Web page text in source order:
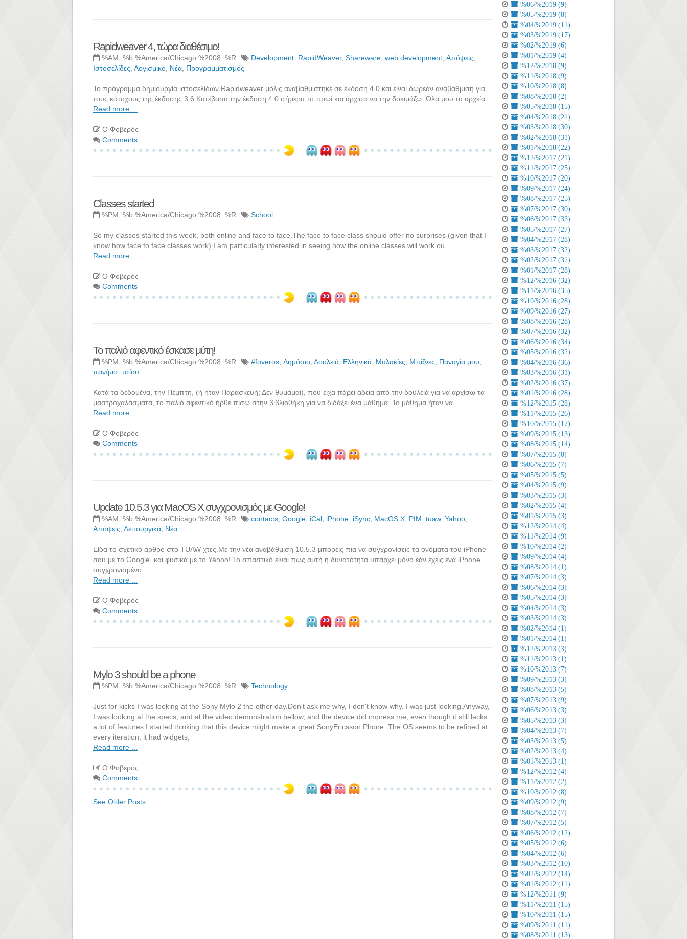
Rapidweaver 4, τώρα διαθέσιμο!
%AM, %b %America/Chicago %2008, %R Development RapidWeaver, Shareware web development Απόψεις
Ιστοσελίδες Λογισμικό Νέα Προγραμματισμός
Το πρόγραμμα δημιουργία ιστοσελίδων Rapidweaver μόλις αναβαθμίστηκε σε έκδοση 4.0 και είναι δωρεάν αναβάθμιση για
τους κάτοχους της έκδοσης 3.6.Κατέβασα την έκδοση 4.0 σήμερα το πρωί και άρχισα να την δοκιμάζω. Όλα μου τα αρχεία
Read more ...
Ο Φοβερός
Comments
Classes started
%PM, %b %America/Chicago %2008, %R School
So my classes started this week, both online and face to face.The face to face class should offer no surprises (given that I
know how face to face classes work).I am particularly interested in seeing how the online classes will work ou,
Read more ...
Ο Φοβερός
Comments
Το παλιό αφεντικό έσκασε μύτη!
%PM, %b %America/Chicago %2008, %R #foveros Δημόσιο Δουλειά Ελληνικά Μαλακίες Μπίζνες Παναγία μου
παν/μιο τσίου
Κατά τα δεδομένα, την Πέμπτη, (ή ήταν Παρασκευή; Δεν θυμάμαι), που είχα πάρει άδεια από την δουλειά για να αρχίσω τα
μαστροχαλάσματα, το παλιό αφεντικό ήρθε πίσω στην βιβλιοθήκη για να διδάξει ένα μάθημα. Το μάθημα ήταν να
Read more ...
Ο Φοβερός
Comments
Update 10.5.3 για MacOS X συγχρονισμός με Google!
%AM, %b %America/Chicago %2008, %R contacts Google iCal iPhone iSync MacOS X PIM tuaw, Yahoo
Απόψεις Λειτουργικά Νέα
Είδα το σχετικό άρθρο στο TUAW χτες.Με την νέα αναβάθμιση 10.5.3 μπορείς πια να συγχρονίσεις τα ονόματα του iPhone
σου με το Google, και φυσικά με το Yahoo! Το σπαστικό είναι πως αυτή η δυνατότητα υπάρχει μόνο εάν έχεις ένα iPhone
συγχρονισμένο
Read more ...
Ο Φοβερός
Comments
Mylo 3 should be a phone
%PM, %b %America/Chicago %2008, %R Technology
Just for kicks I was looking at the Sony Mylo 2 the other day.Don't ask me why, I don't know why. I was just looking.Anyway,
I was looking at the specs, and at the video demonstration bellow, and the device did impress me, even though it still lacks
a lot of features.I started thinking that this device might make a great SonyEricsson Phone. The OS seems to be refined at
every iteration, it had widgets,
Read more ...
Ο Φοβερός
Comments
See Older Posts ...
%06/%2019 (9)
%05/%2019 (8)
%04/%2019 (11)
%03/%2019 (17)
%02/%2019 (6)
%01/%2019 (4)
%12/%2018 (9)
%11/%2018 (9)
%10/%2018 (8)
%08/%2018 (2)
%05/%2018 (15)
%04/%2018 (21)
%03/%2018 (30)
%02/%2018 (31)
%01/%2018 (22)
%12/%2017 (21)
%11/%2017 (25)
%10/%2017 (20)
%09/%2017 (24)
%08/%2017 (25)
%07/%2017 (30)
%06/%2017 (33)
%05/%2017 (27)
%04/%2017 (28)
%03/%2017 (32)
%02/%2017 (31)
%01/%2017 (28)
%12/%2016 (32)
%11/%2016 (35)
%10/%2016 (28)
%09/%2016 (27)
%08/%2016 (28)
%07/%2016 (32)
%06/%2016 (34)
%05/%2016 (32)
%04/%2016 (36)
%03/%2016 (31)
%02/%2016 (37)
%01/%2016 (28)
%12/%2015 (28)
%11/%2015 (26)
%10/%2015 (17)
%09/%2015 (13)
%08/%2015 (14)
%07/%2015 (8)
%06/%2015 (7)
%05/%2015 (5)
%04/%2015 (9)
%03/%2015 (3)
%02/%2015 (4)
%01/%2015 (3)
%12/%2014 (4)
%11/%2014 (9)
%10/%2014 (2)
%09/%2014 (4)
%08/%2014 (1)
%07/%2014 (3)
%06/%2014 (3)
%05/%2014 (3)
%04/%2014 (3)
%03/%2014 (3)
%02/%2014 (1)
%01/%2014 (1)
%12/%2013 (3)
%11/%2013 (1)
%10/%2013 (7)
%09/%2013 (3)
%08/%2013 (5)
%07/%2013 (9)
%06/%2013 (3)
%05/%2013 (3)
%04/%2013 (7)
%03/%2013 (5)
%02/%2013 (4)
%01/%2013 (1)
%12/%2012 (4)
%11/%2012 (2)
%10/%2012 (8)
%09/%2012 (9)
%08/%2012 (7)
%07/%2012 (5)
%06/%2012 (12)
%05/%2012 (6)
%04/%2012 (6)
%03/%2012 (10)
%02/%2012 (14)
%01/%2012 (11)
%12/%2011 (9)
%11/%2011 (15)
%10/%2011 (15)
%09/%2011 (11)
%08/%2011 (13)